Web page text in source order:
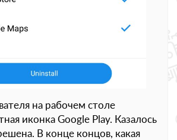
на рабочем столе
иконка Google Play. Казалось
В конце концов, какая